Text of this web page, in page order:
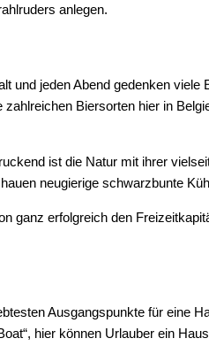
anlegen.
jeden Abend gedenken
Biersorten hier in
ist die Natur mit ihrer
neugierige schwarzbunte
ganz erfolgreich den
Ausgangspunkte für eine
hier können Urlauber ein